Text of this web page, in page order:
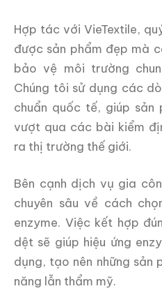
Hợp tác với VieTextile,
được sản phẩm đẹp mà
bảo vệ môi trường
Chúng tôi sử dụng các
chuẩn quốc tế, giúp
vượt qua các bài kiểm
ra thị trường thế giới.
Bên cạnh dịch vụ gia
chuyên sâu về cách
enzyme. Việc kết hợp
dệt sẽ giúp hiệu ứng
dụng, tạo nên những
năng lẫn thẩm mỹ.